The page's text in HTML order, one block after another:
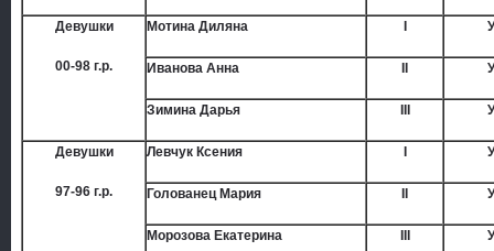
Девушки
00-98 г.р.
Мотина Диляна
Иванова Анна
Зимина Дарья
Девушки
97-96 г.р.
Левчук Ксения
Голованец Мария
Морозова Екатерина